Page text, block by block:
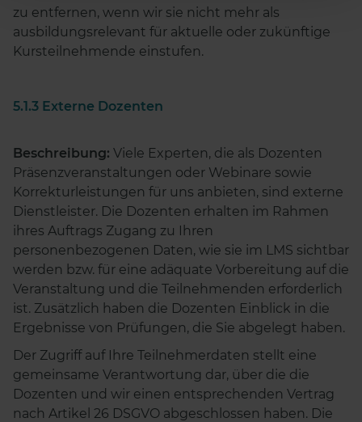
zu entfernen, wenn wir sie nicht mehr als
ausbildungsrelevant für aktuelle oder zukünftige
Kursteilnehmende einstufen.
5.1.3 Externe Dozenten
Beschreibung: Viele Experten, die als Dozenten
Präsenzveranstaltungen oder Webinare sowie
Korrekturleistungen für uns anbieten, sind externe
Dienstleister. Die Dozenten erhalten im Rahmen
ihres Auftrags Zugang zu Ihren
personenbezogenen Daten, wie sie im LMS sichtbar
werden bzw. für eine adäquate Vorbereitung auf die
Veranstaltung und die Teilnehmenden erforderlich
ist. Zusätzlich haben die Dozenten Einblick in die
Ergebnisse von Prüfungen, die Sie abgelegt haben.
Der Zugriff auf Ihre Teilnehmerdaten stellt eine
gemeinsame Verantwortung dar, über die die
Dozenten und wir einen entsprechenden Vertrag
nach Artikel 26 DSGVO abgeschlossen haben. Die